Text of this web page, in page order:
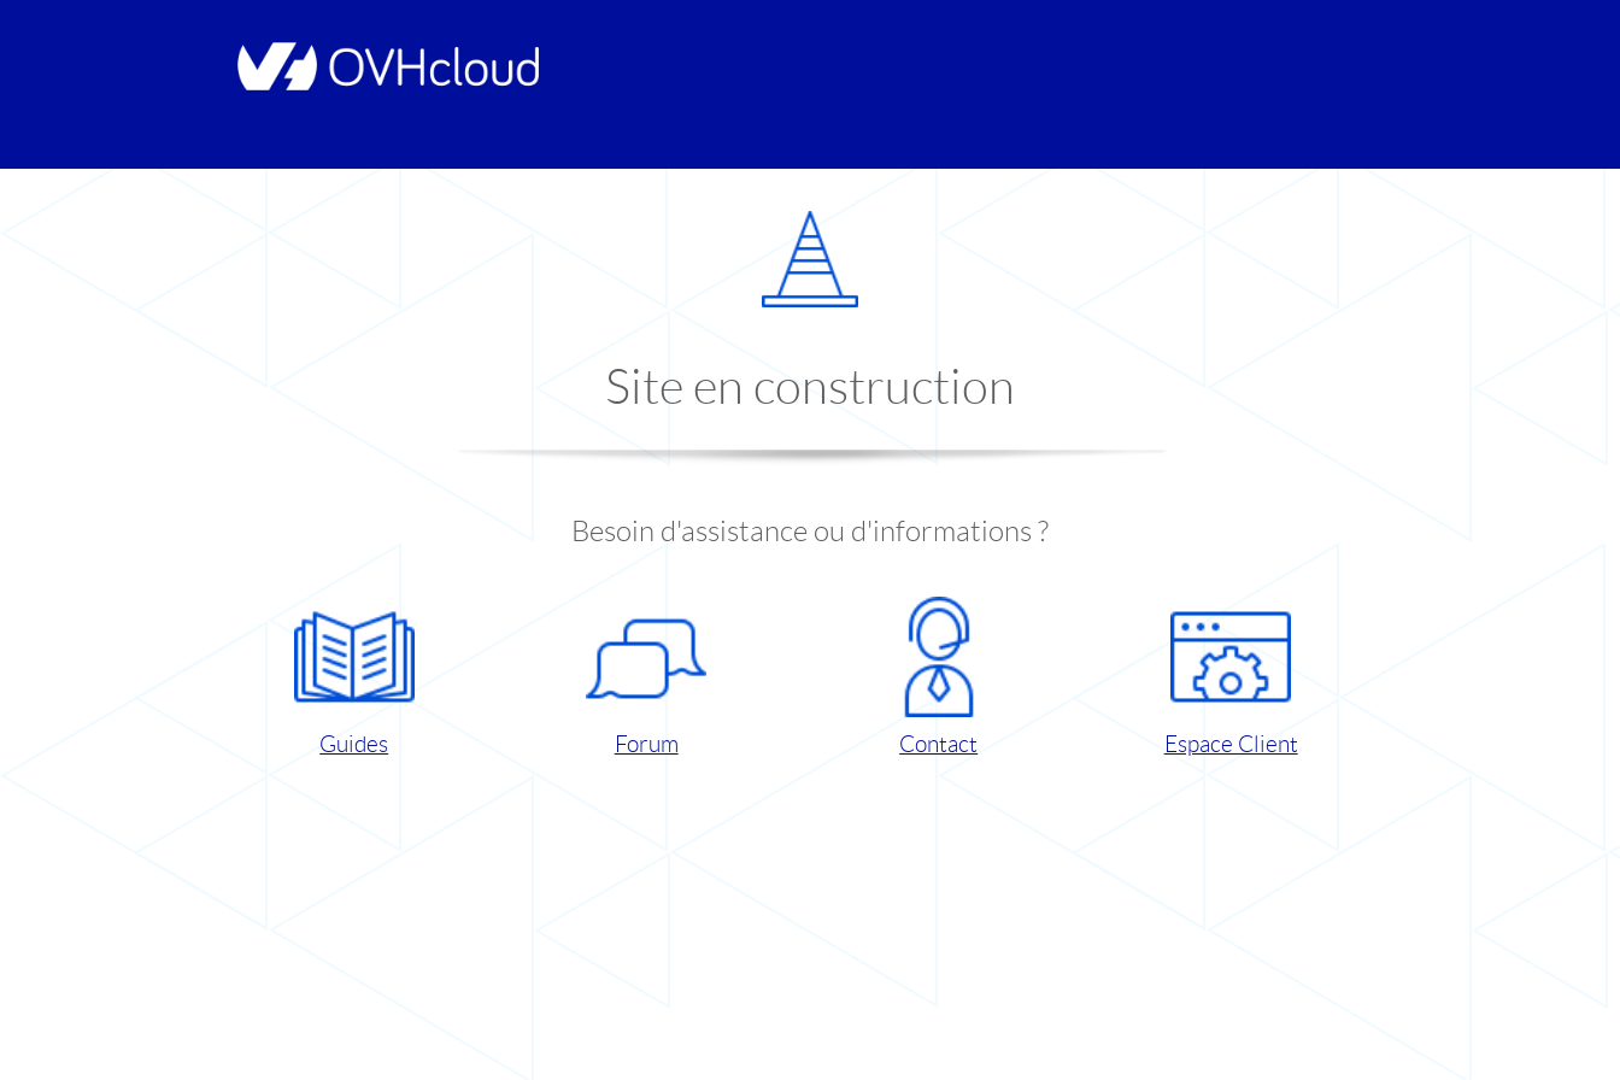
Site en construction
Besoin d'assistance ou d'informations ?
Guides Forum Contact Espace Client